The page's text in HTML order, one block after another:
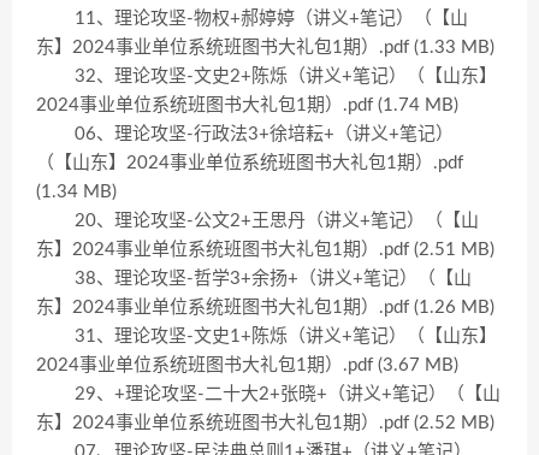
11、理论攻坚-物权+郝婷婷（讲义+笔记）（【山
东】2024事业单位系统班图书大礼包1期）.pdf (1.33 MB)
32、理论攻坚-文史2+陈烁（讲义+笔记）（【山东】
2024事业单位系统班图书大礼包1期）.pdf (1.74 MB)
06、理论攻坚-行政法3+徐培耘+（讲义+笔记）
（【山东】2024事业单位系统班图书大礼包1期）.pdf
(1.34 MB)
20、理论攻坚-公文2+王思丹（讲义+笔记）（【山
东】2024事业单位系统班图书大礼包1期）.pdf (2.51 MB)
38、理论攻坚-哲学3+余扬+（讲义+笔记）（【山
东】2024事业单位系统班图书大礼包1期）.pdf (1.26 MB)
31、理论攻坚-文史1+陈烁（讲义+笔记）（【山东】
2024事业单位系统班图书大礼包1期）.pdf (3.67 MB)
29、+理论攻坚-二十大2+张晓+（讲义+笔记）（【山
东】2024事业单位系统班图书大礼包1期）.pdf (2.52 MB)